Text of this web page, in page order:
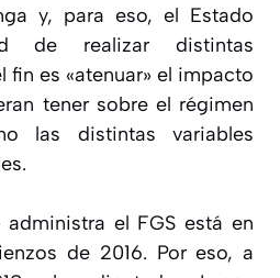
y, para eso, el Estado
de realizar distintas
fin es «atenuar» el impacto
tener sobre el régimen
las distintas variables
el FGS está en
de 2016. Por eso, a